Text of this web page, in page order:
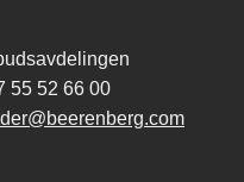
55 52 66 00